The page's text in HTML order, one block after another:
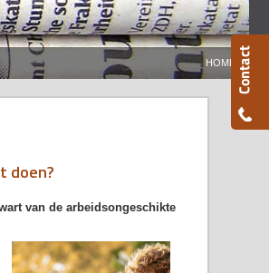
HOME
doen?
van de arbeidsongeschikte